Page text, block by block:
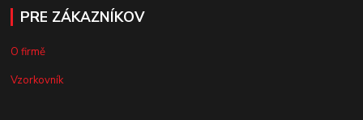
PRE ZÁKAZNÍKOV
O firmě
Vzorkovník